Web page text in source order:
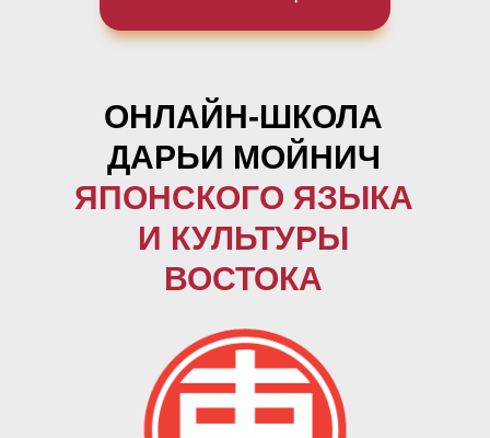
ОНЛАЙН-ШКОЛА
ДАРЬИ МОЙНИЧ
ЯПОНСКОГО ЯЗЫКА
И КУЛЬТУРЫ
ВОСТОКА